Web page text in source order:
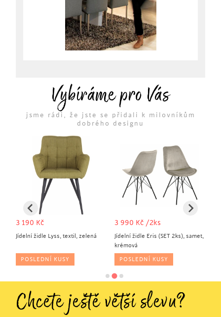
Vybíráme pro Vás
jsme rádi, že jste se přidali k milovníkům
dobrého designu
3 190 Kč
Jídelní židle Lyss, textil, zelená
POSLEDNÍ KUSY
3 990 Kč /2ks
Jídelní židle Eris (SET 2ks), samet,
krémová
POSLEDNÍ KUSY
Chcete ještě větší slevu?